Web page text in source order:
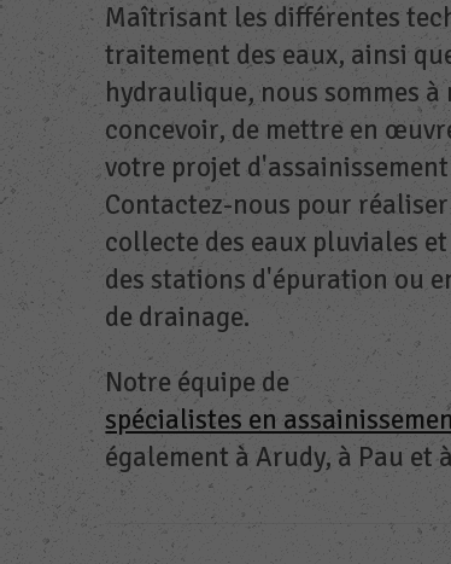
Maîtrisant les différentes
traitement des eaux, ainsi
hydraulique, nous sommes à
concevoir, de mettre en
votre projet d'assainissement
Contactez-nous pour réaliser
collecte des eaux pluviales et
des stations d'épuration ou
de drainage.
Notre équipe de
spécialistes en
également à Arudy, à Pau et